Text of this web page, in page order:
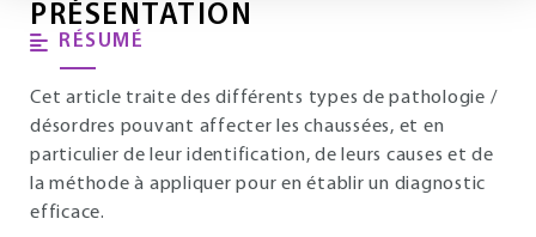
PRÉSENTATION
RÉSUMÉ
Cet article traite des différents types de pathologie /
désordres pouvant affecter les chaussées, et en
particulier de leur identification, de leurs causes et de
la méthode à appliquer pour en établir un diagnostic
efficace.